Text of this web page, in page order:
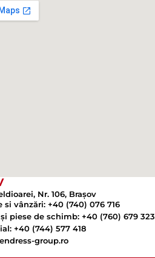
Nr. 106, Brașov
si vânzări: +40 (740) 076 716
piese de schimb: +40 (760) 679 323
+40 (744) 577 418
group.ro